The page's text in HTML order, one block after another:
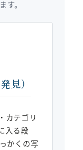
す。
見）
カテゴリ
入る段
かくの写